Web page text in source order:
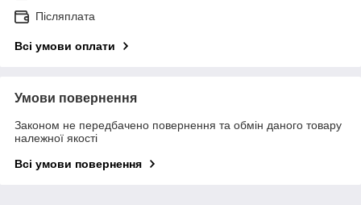
Післяплата
Всі умови оплати
Умови повернення
Законом не передбачено повернення та обмін даного товару
належної якості
Всі умови повернення